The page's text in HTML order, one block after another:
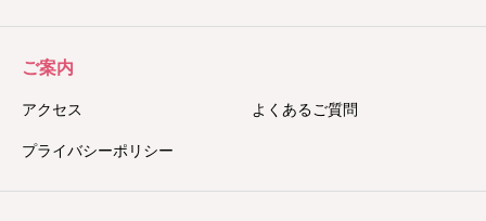
ご案内
アクセス よくあるご質問
プライバシーポリシー